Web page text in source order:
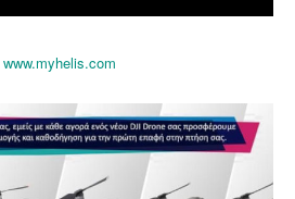
www.myhelis.com